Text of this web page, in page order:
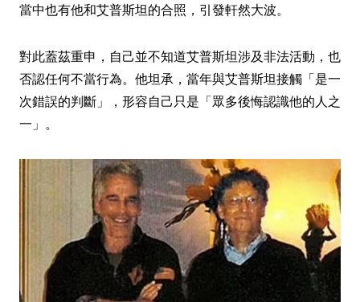
當中也有他和艾普斯坦的合照，引發軒然大波。
對此蓋茲重申，自己並不知道艾普斯坦涉及非法活動，也
否認任何不當行為。他坦承，當年與艾普斯坦接觸「是一
次錯誤的判斷」，形容自己只是「眾多後悔認識他的人之
一」。